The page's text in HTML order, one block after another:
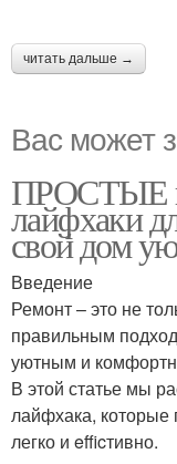
читать дальше →
Вас может
ПРОСТЫЕ
лайфхаки
свой дом
Введение
Ремонт – это не
правильным
уютным и
В этой статье мы
лайфхака, которые
легко и efficтивно.